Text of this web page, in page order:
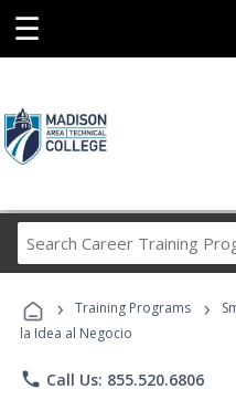
☰
› Training Programs ›
la Idea al Negocio
phone Call Us: 855.520.6806